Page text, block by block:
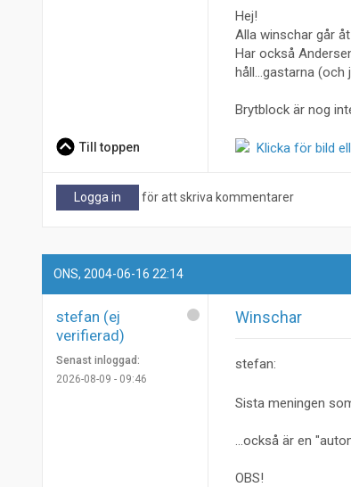
Hej!
Alla winschar går
Har också
håll...gastarna (och
Brytblock är nog
Klicka för bild
Till toppen
Logga in för att skriva kommentarer
ONS, 2004-06-16 22:14
stefan (ej
verifierad)
Senast inloggad:
2026-08-09 - 09:46
Winschar
stefan:
Sista meningen
...också är en
OBS!